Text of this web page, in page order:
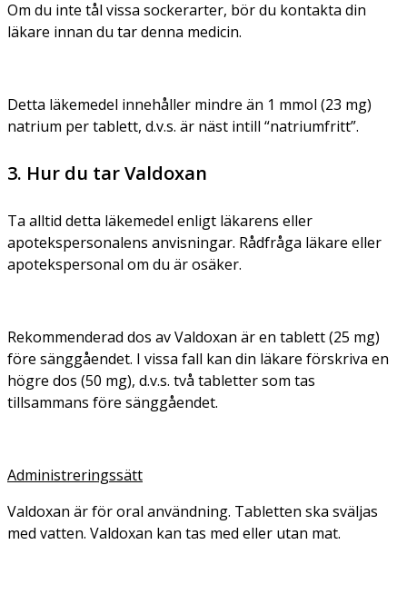
Om du inte tål vissa sockerarter, bör du kontakta din
läkare innan du tar denna medicin.
Detta läkemedel innehåller mindre än 1 mmol (23 mg)
natrium per tablett, d.v.s. är näst intill “natriumfritt”.
3. Hur du tar Valdoxan
Ta alltid detta läkemedel enligt läkarens eller
apotekspersonalens anvisningar. Rådfråga läkare eller
apotekspersonal om du är osäker.
Rekommenderad dos av Valdoxan är en tablett (25 mg)
före sänggåendet. I vissa fall kan din läkare förskriva en
högre dos (50 mg), d.v.s. två tabletter som tas
tillsammans före sänggåendet.
Administreringssätt
Valdoxan är för oral användning. Tabletten ska sväljas
med vatten. Valdoxan kan tas med eller utan mat.